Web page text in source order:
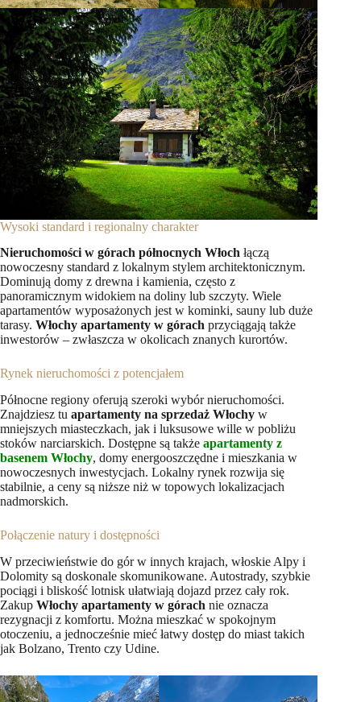
Wysoki standard i regionalny charakter
Nieruchomości w górach północnych Włoch łączą
nowoczesny standard z lokalnym stylem architektonicznym.
Dominują domy z drewna i kamienia, często z
panoramicznym widokiem na doliny lub szczyty. Wiele
apartamentów wyposażonych jest w kominki, sauny lub duże
tarasy. Włochy apartamenty w górach przyciągają także
inwestorów – zwłaszcza w okolicach znanych kurortów.
Rynek nieruchomości z potencjałem
Północne regiony oferują szeroki wybór nieruchomości.
Znajdziesz tu apartamenty na sprzedaż Włochy w
mniejszych miasteczkach, jak i luksusowe wille w pobliżu
stoków narciarskich. Dostępne są także apartamenty z
basenem Włochy, domy energooszczędne i mieszkania w
nowoczesnych inwestycjach. Lokalny rynek rozwija się
stabilnie, a ceny są niższe niż w topowych lokalizacjach
nadmorskich.
Połączenie natury i dostępności
W przeciwieństwie do gór w innych krajach, włoskie Alpy i
Dolomity są doskonale skomunikowane. Autostrady, szybkie
pociągi i bliskość lotnisk ułatwiają dojazd przez cały rok.
Zakup Włochy apartamenty w górach nie oznacza
rezygnacji z komfortu. Można mieszkać w spokojnym
otoczeniu, a jednocześnie mieć łatwy dostęp do miast takich
jak Bolzano, Trento czy Udine.